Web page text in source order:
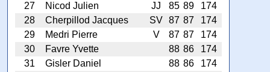
27
Nicod Julien JJ 85 89
174
28
Cherpillod Jacques SV 87 87
174
29
Medri Pierre V 87 87
174
30
Favre Yvette 88 86
174
31
Gisler Daniel 88 86
174